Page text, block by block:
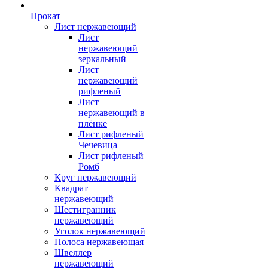
Прокат
Лист нержавеющий
Лист
нержавеющий
зеркальный
Лист
нержавеющий
рифленый
Лист
нержавеющий в
плёнке
Лист рифленый
Чечевица
Лист рифленый
Ромб
Круг нержавеющий
Квадрат
нержавеющий
Шестигранник
нержавеющий
Уголок нержавеющий
Полоса нержавеющая
Швеллер
нержавеющий